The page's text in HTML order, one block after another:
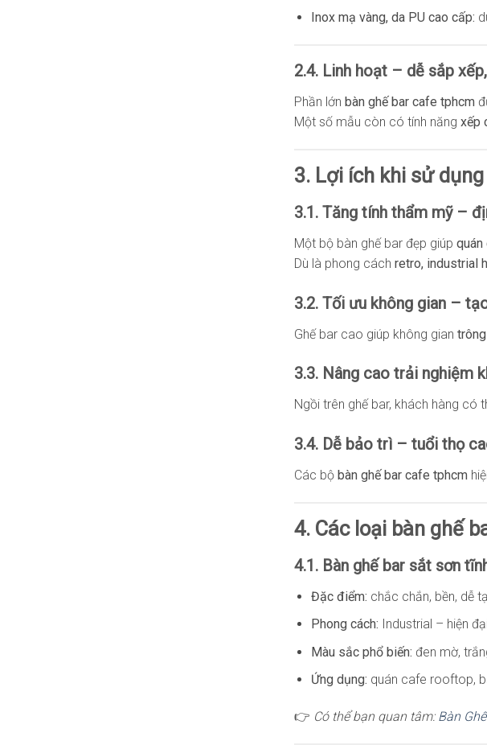
Inox mạ vàng, da PU cao cấp:
2.4. Linh hoạt – dễ sắp
Phần lớn bàn ghế bar cafe tphcm
Một số mẫu còn có tính năng xếp
3. Lợi ích khi sử
3.1. Tăng tính thẩm mỹ –
Một bộ bàn ghế bar đẹp giúp quán
Dù là phong cách retro, industrial
3.2. Tối ưu không gian –
Ghế bar cao giúp không gian
3.3. Nâng cao trải nghiệm
Ngồi trên ghế bar, khách hàng có
3.4. Dễ bảo trì – tuổi thọ
Các bộ bàn ghế bar cafe tphcm
4. Các loại bàn ghế
4.1. Bàn ghế bar sắt sơn
Đặc điểm: chắc chắn, bền, dễ
Phong cách: Industrial – hiện
Màu sắc phổ biến: đen mờ,
Ứng dụng: quán cafe rooftop,
👉 Có thể bạn quan tâm: Bàn